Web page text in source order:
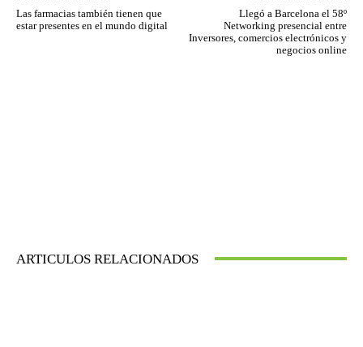
Las farmacias también tienen que
estar presentes en el mundo digital
Llegó a Barcelona el 58º
Networking presencial entre
Inversores, comercios electrónicos y
negocios online
ARTICULOS RELACIONADOS